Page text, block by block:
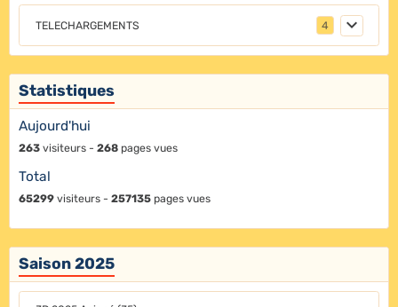
TELECHARGEMENTS 4
Statistiques
Aujourd'hui
263 visiteurs - 268 pages vues
Total
65299 visiteurs - 257135 pages vues
Saison 2025